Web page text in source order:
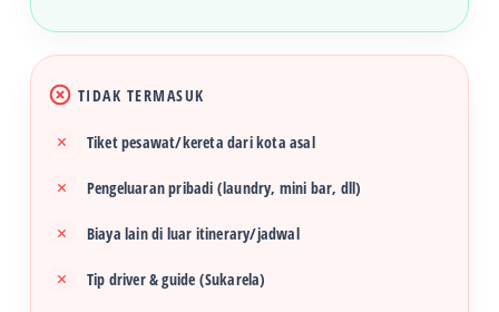
TIDAK TERMASUK
Tiket pesawat/kereta dari kota asal
Pengeluaran pribadi (laundry, mini bar, dll)
Biaya lain di luar itinerary/jadwal
Tip driver & guide (Sukarela)